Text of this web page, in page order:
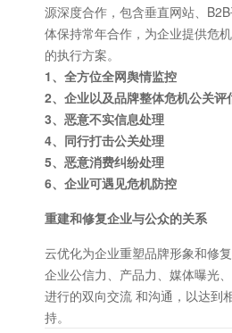
源深度合作，包含垂直网站、
体保持常年合作，为企业提供危
的执行方案。
1、全方位全网舆情监控
2、企业以及品牌整体危机公关评
3、恶意不实信息处理
4、同行打击公关处理
5、恶意消费纠纷处理
6、企业可遇见危机防控
重建和修复企业与公众的关系
云优化为企业重塑品牌形象和修
企业公信力、产品力、媒体曝光
进行的双向交流 和沟通，以达到
持。